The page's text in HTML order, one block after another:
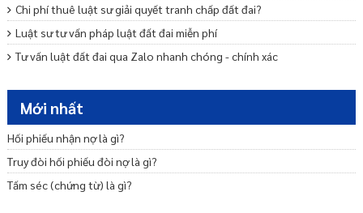
Chi phí thuê luật sư giải quyết tranh chấp đất đai?
Luật sư tư vấn pháp luật đất đai miễn phí
Tư vấn luật đất đai qua Zalo nhanh chóng - chính xác
Sang tên sổ đỏ cho con có mất phí không?
Mức giá đền bù đất khi Nhà nước thu hồi đất là bao nhiêu?
Điều kiện được bồi thường về đất khi Nhà nước thu hồi đất?
Giải quyết tranh chấp đất đai theo quy định của pháp luật hiện
hành?
Mới nhất
Hối phiếu nhận nợ là gì?
Truy đòi hối phiếu đòi nợ là gì?
Tấm séc (chứng từ) là gì?